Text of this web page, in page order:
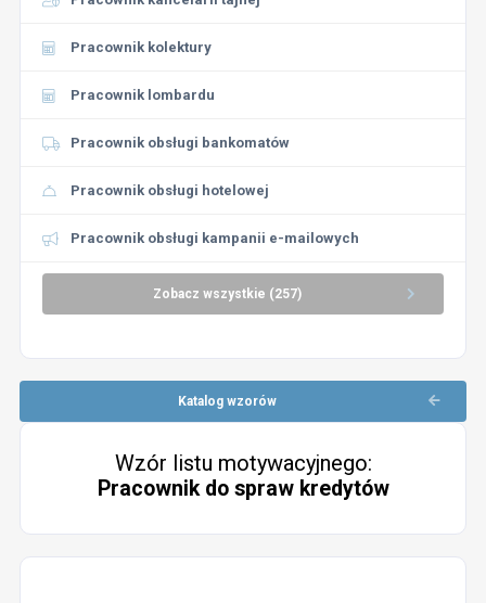
Pracownik kolektury
Pracownik lombardu
Pracownik obsługi bankomatów
Pracownik obsługi hotelowej
Pracownik obsługi kampanii e-mailowych
Zobacz wszystkie (257)
Katalog wzorów
Wzór listu motywacyjnego:
Pracownik do spraw kredytów